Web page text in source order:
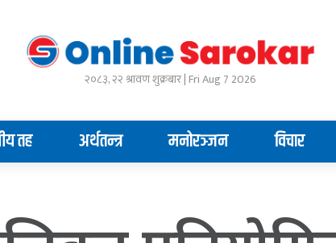
२०८३, २२ श्रावण शुक्रबार | Fri Aug 7 2026
तह अर्थतन्त्र मनोरञ्जन विचार